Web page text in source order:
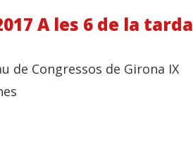
A les 6 de la tarda
de Congressos de Girona IX